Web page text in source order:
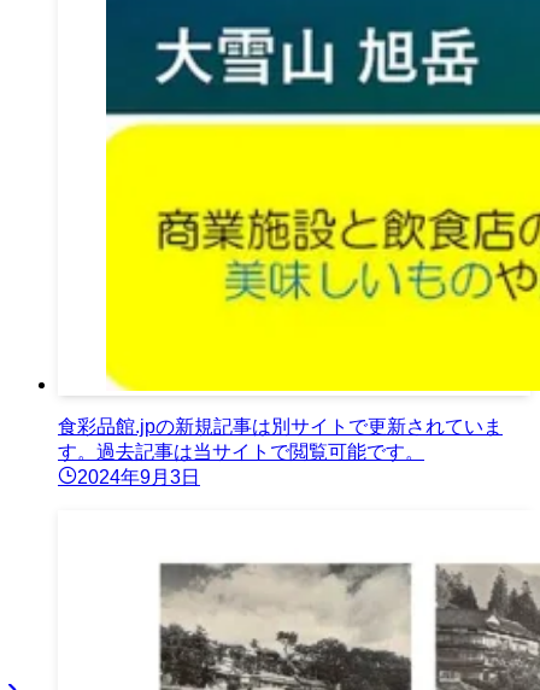
食彩品館.jpの新規記事は別サイトで更新されていま
す。過去記事は当サイトで閲覧可能です。
2024年9月3日